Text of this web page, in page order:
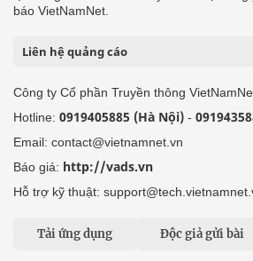
báo VietNamNet.
Liên hệ quảng cáo
Công ty Cổ phần Truyền thông
Hotline: 0919405885 (Hà Nội) -
Email: contact@vietnamnet.vn
Báo giá: http://vads.vn
Hỗ trợ kỹ thuật:
Tải ứng dụng Độc giả gửi bài